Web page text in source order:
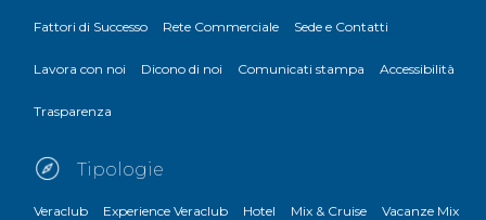
Fattori di Successo Rete Commerciale Sede e Contatti
Lavora con noi Dicono di noi Comunicati stampa Accessibilità
Trasparenza
Tipologie
Veraclub Experience Veraclub Hotel Mix & Cruise Vacanze Mix